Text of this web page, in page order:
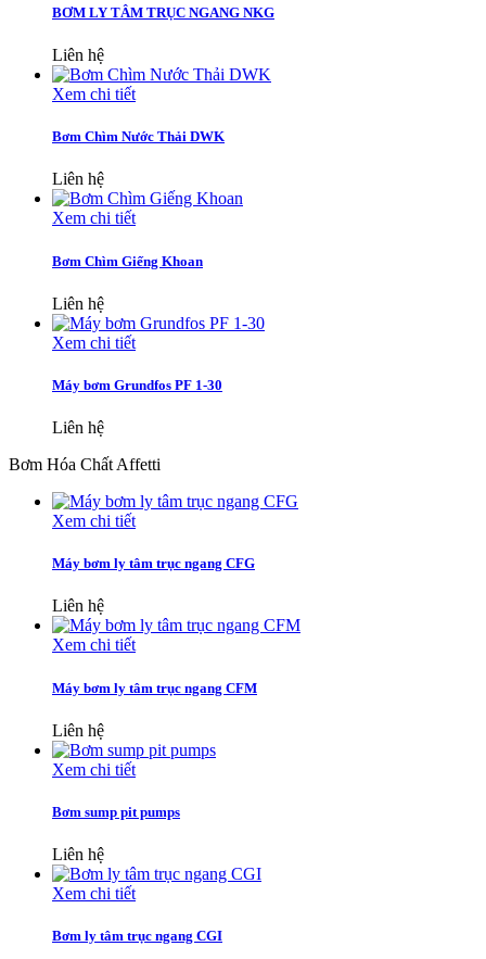
BƠM LY TÂM TRỤC NGANG NKG
Liên hệ
Xem chi tiết
Bơm Chìm Nước Thải DWK
Liên hệ
Xem chi tiết
Bơm Chìm Giếng Khoan
Liên hệ
Xem chi tiết
Máy bơm Grundfos PF 1-30
Liên hệ
Bơm Hóa Chất Affetti
Xem chi tiết
Máy bơm ly tâm trục ngang CFG
Liên hệ
Xem chi tiết
Máy bơm ly tâm trục ngang CFM
Liên hệ
Xem chi tiết
Bơm sump pit pumps
Liên hệ
Xem chi tiết
Bơm ly tâm trục ngang CGI